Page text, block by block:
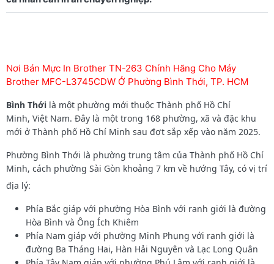
Nơi Bán Mực In Brother TN-263 Chính Hãng Cho Máy
Brother MFC-L3745CDW Ở Phường Bình Thới, TP. HCM
Bình Thới là một phường mới thuộc Thành phố Hồ Chí
Minh, Việt Nam. Đây là một trong 168 phường, xã và đặc khu
mới ở Thành phố Hồ Chí Minh sau đợt sắp xếp vào năm 2025.
Phường Bình Thới là phường trung tâm của Thành phố Hồ Chí
Minh, cách phường Sài Gòn khoảng 7 km về hướng Tây, có vị trí
địa lý:
Phía Bắc giáp với phường Hòa Bình với ranh giới là đường
Hòa Bình và Ông Ích Khiêm
Phía Nam giáp với phường Minh Phụng với ranh giới là
đường Ba Tháng Hai, Hàn Hải Nguyên và Lạc Long Quân